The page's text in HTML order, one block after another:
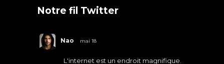
Notre fil Twitter
Nao mai 18
L'internet est un endroit magnifique.